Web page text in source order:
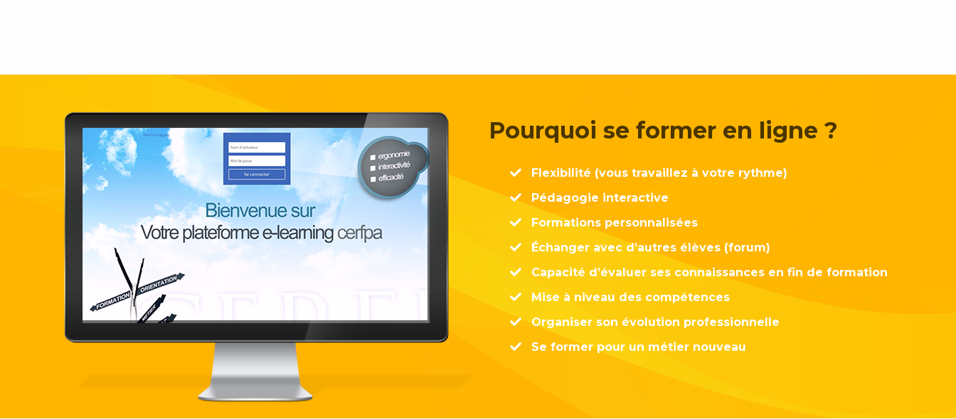
Pourquoi se former en ligne ?
Flexibilité (vous travaillez à votre rythme)
Pédagogie interactive
Formations personnalisées
Échanger avec d’autres élèves (forum)
Capacité d’évaluer ses connaissances en fin de formation
Mise à niveau des compétences
Organiser son évolution professionnelle
Se former pour un métier nouveau